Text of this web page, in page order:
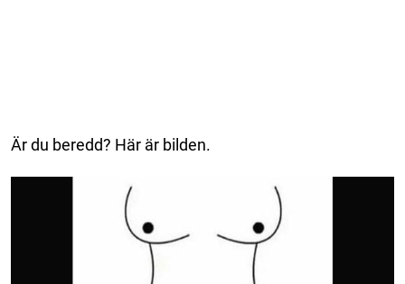
Är du beredd? Här är bilden.